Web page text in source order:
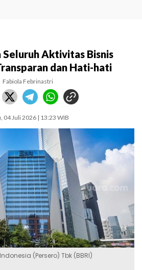
Seluruh Aktivitas Bisnis
dan Hati-hati
Fabiola Febrinastri
04 Juli 2026 | 13:23 WIB
(Persero) Tbk (BBRI)